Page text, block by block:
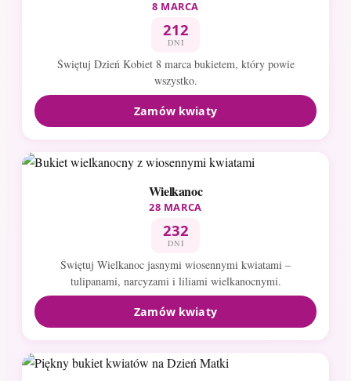
8 MARCA
212
DNI
Świętuj Dzień Kobiet 8 marca bukietem, który powie
wszystko.
Zamów kwiaty
Wielkanoc
28 MARCA
232
DNI
Świętuj Wielkanoc jasnymi wiosennymi kwiatami –
tulipanami, narcyzami i liliami wielkanocnymi.
Zamów kwiaty